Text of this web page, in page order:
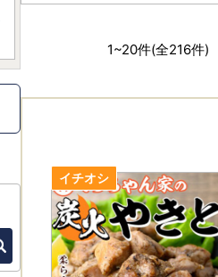
■お受け取り後はすぐに状
万全を期して返礼品をお届
返礼品到着から3日以内に
ご了承の上、お申込みくだ
1~20件(全216件)